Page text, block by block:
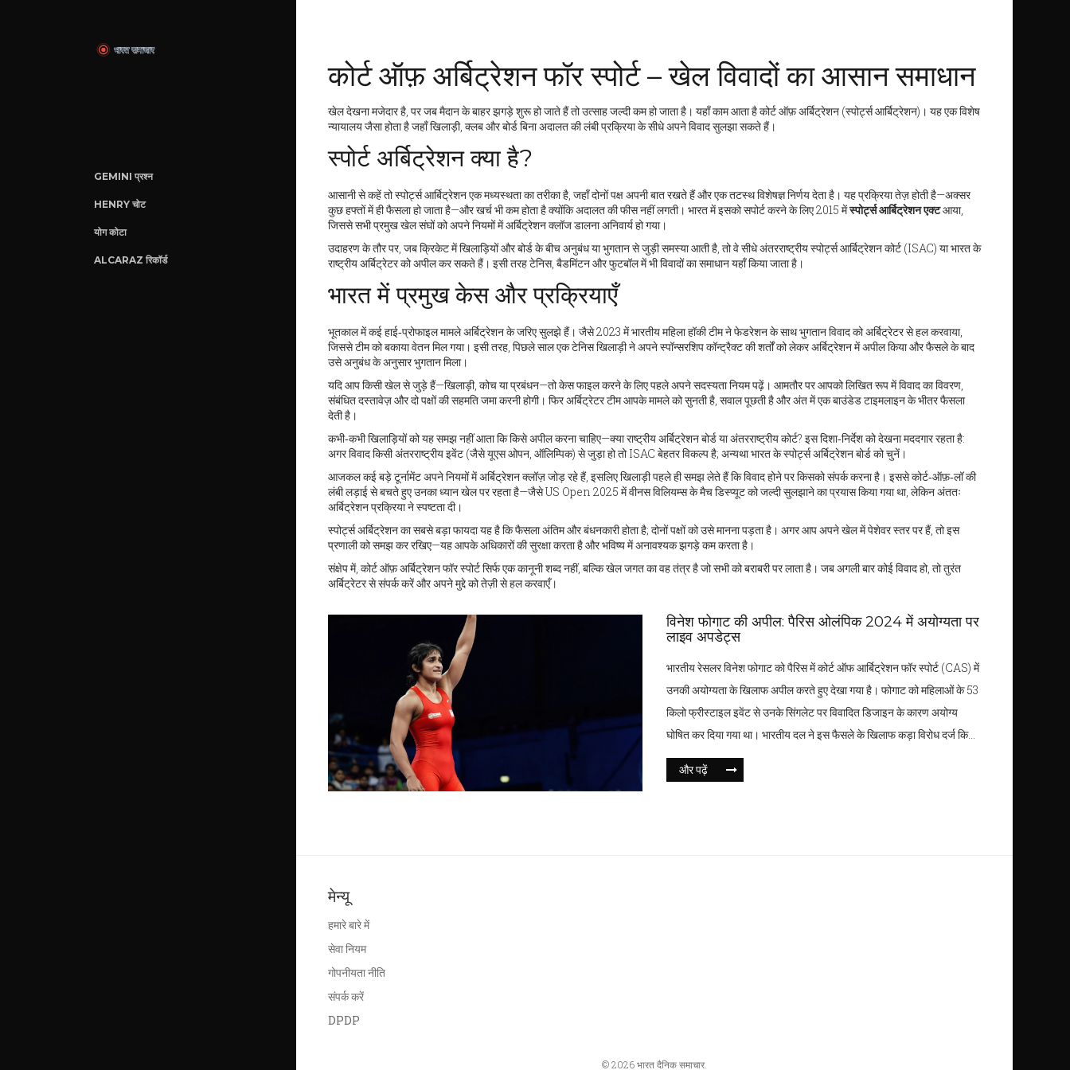
GEMINI प्रश्न
HENRY चोट
योग कोटा
ALCARAZ रिकॉर्ड
कोर्ट ऑफ़ अर्बिट्रेशन फॉर स्पोर्ट – खेल विवादों का आसान समाधान
खेल देखना मजेदार है, पर जब मैदान के बाहर झगड़े शुरू हो जाते हैं तो उत्साह जल्दी कम हो जाता है। यहाँ काम आता है कोर्ट ऑफ़ अर्बिट्रेशन (स्पोर्ट्स आर्बिट्रेशन)। यह एक विशेष
न्यायालय जैसा होता है जहाँ खिलाड़ी, क्लब और बोर्ड बिना अदालत की लंबी प्रक्रिया के सीधे अपने विवाद सुलझा सकते हैं।
स्पोर्ट अर्बिट्रेशन क्या है?
आसानी से कहें तो स्पोर्ट्स आर्बिट्रेशन एक मध्यस्थता का तरीका है, जहाँ दोनों पक्ष अपनी बात रखते हैं और एक तटस्थ विशेषज्ञ निर्णय देता है। यह प्रक्रिया तेज़ होती है—अक्सर
कुछ हफ्तों में ही फैसला हो जाता है—और खर्च भी कम होता है क्योंकि अदालत की फीस नहीं लगती। भारत में इसको सपोर्ट करने के लिए 2015 मेंस्पोर्ट्स आर्बिट्रेशन एक्टआया,
जिससे सभी प्रमुख खेल संघों को अपने नियमों में अर्बिट्रेशन क्लॉज डालना अनिवार्य हो गया।
उदाहरण के तौर पर, जब क्रिकेट में खिलाड़ियों और बोर्ड के बीच अनुबंध या भुगतान से जुड़ी समस्या आती है, तो वे सीधे अंतरराष्ट्रीय स्पोर्ट्स आर्बिट्रेशन कोर्ट (ISAC) या भारत के
राष्ट्रीय अर्बिट्रेटर को अपील कर सकते हैं। इसी तरह टेनिस, बैडमिंटन और फुटबॉल में भी विवादों का समाधान यहाँ किया जाता है।
भारत में प्रमुख केस और प्रक्रियाएँ
भूतकाल में कई हाई‑प्रोफाइल मामले अर्बिट्रेशन के जरिए सुलझे हैं। जैसे 2023 में भारतीय महिला हॉकी टीम ने फेडरेशन के साथ भुगतान विवाद को अर्बिट्रेटर से हल करवाया,
जिससे टीम को बकाया वेतन मिल गया। इसी तरह, पिछले साल एक टेनिस खिलाड़ी ने अपने स्पॉन्सरशिप कॉन्ट्रैक्ट की शर्तों को लेकर अर्बिट्रेशन में अपील किया और फैसले के बाद
उसे अनुबंध के अनुसार भुगतान मिला।
यदि आप किसी खेल से जुड़े हैं—खिलाड़ी, कोच या प्रबंधन—तो केस फाइल करने के लिए पहले अपने सदस्यता नियम पढ़ें। आमतौर पर आपको लिखित रूप में विवाद का विवरण,
संबंधित दस्तावेज़ और दो पक्षों की सहमति जमा करनी होगी। फिर अर्बिट्रेटर टीम आपके मामले को सुनती है, सवाल पूछती है और अंत में एक बाउंडेड टाइमलाइन के भीतर फैसला
देती है।
कभी‑कभी खिलाड़ियों को यह समझ नहीं आता कि किसे अपील करना चाहिए—क्या राष्ट्रीय अर्बिट्रेशन बोर्ड या अंतरराष्ट्रीय कोर्ट? इस दिशा‑निर्देश को देखना मददगार रहता है:
अगर विवाद किसी अंतरराष्ट्रीय इवेंट (जैसे यूएस ओपन, ऑलिम्पिक) से जुड़ा हो तो ISAC बेहतर विकल्प है; अन्यथा भारत के स्पोर्ट्स अर्बिट्रेशन बोर्ड को चुनें।
आजकल कई बड़े टूर्नामेंट अपने नियमों में अर्बिट्रेशन क्लॉज़ जोड़ रहे हैं, इसलिए खिलाड़ी पहले ही समझ लेते हैं कि विवाद होने पर किसको संपर्क करना है। इससे कोर्ट‑ऑफ़‑लॉ की
लंबी लड़ाई से बचते हुए उनका ध्यान खेल पर रहता है—जैसे US Open 2025 में वीनस विलियम्स के मैच डिस्प्यूट को जल्दी सुलझाने का प्रयास किया गया था, लेकिन अंततः
अर्बिट्रेशन प्रक्रिया ने स्पष्टता दी।
स्पोर्ट्स अर्बिट्रेशन का सबसे बड़ा फायदा यह है कि फैसला अंतिम और बंधनकारी होता है; दोनों पक्षों को उसे मानना पड़ता है। अगर आप अपने खेल में पेशेवर स्तर पर हैं, तो इस
प्रणाली को समझ कर रखिए—यह आपके अधिकारों की सुरक्षा करता है और भविष्य में अनावश्यक झगड़े कम करता है।
संक्षेप में, कोर्ट ऑफ़ अर्बिट्रेशन फॉर स्पोर्ट सिर्फ एक कानूनी शब्द नहीं, बल्कि खेल जगत का वह तंत्र है जो सभी को बराबरी पर लाता है। जब अगली बार कोई विवाद हो, तो तुरंत
अर्बिट्रेटर से संपर्क करें और अपने मुद्दे को तेज़ी से हल करवाएँ।
विनेश फोगाट की अपील: पैरिस ओलंपिक 2024 में अयोग्यता पर
लाइव अपडेट्स
भारतीय रेसलर विनेश फोगाट को पैरिस में कोर्ट ऑफ आर्बिट्रेशन फॉर स्पोर्ट (CAS) में
उनकी अयोग्यता के खिलाफ अपील करते हुए देखा गया है। फोगाट को महिलाओं के 53
किलो फ्रीस्टाइल इवेंट से उनके सिंगलेट पर विवादित डिजाइन के कारण अयोग्य
घोषित कर दिया गया था। भारतीय दल ने इस फैसले के खिलाफ कड़ा विरोध दर्ज किया
है, और CAS का फैसला उनकी ओलंपिक यात्रा को प्रभावित कर सकता है।
और पढ़ें
मेन्यू
हमारे बारे में
सेवा नियम
गोपनीयता नीति
संपर्क करें
DPDP
© 2026 भारत दैनिक समाचार.